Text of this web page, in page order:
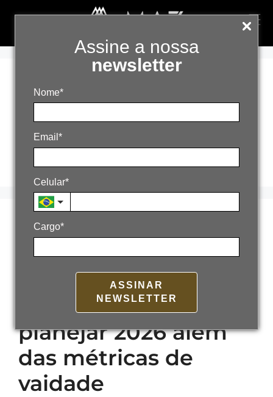
Assine a nossa
newsletter
Nome*
Email*
Celular*
Cargo*
ASSINAR
NEWSLETTER
indicadores de
crescimento para
2026
Agência de
comunicação ou
parceira de
crescimento? Como
planejar 2026 além
das métricas de
vaidade